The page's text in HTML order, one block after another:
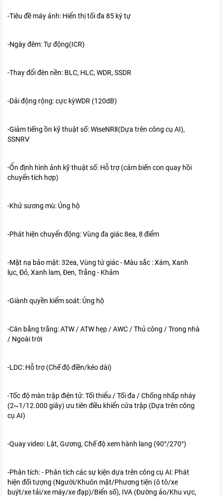
-Tiêu đề máy ảnh: Hiển thị tối đa 85 ký tự
-Ngày đêm:Tự động(ICR)
-Thay đổi đèn nền: BLC, HLC, WDR, SSDR
-Dải động rộng:cực kỳWDR (120dB)
-Giảm tiếng ồn kỹ thuật số:WiseNRⅡ(Dựa trên công cụ AI),
SSNRⅤ
-Ổn định hình ảnh kỹ thuật số: Hỗ trợ (cảm biến con quay hồi
chuyển tích hợp)
-Khử sương mù: Ủng hộ
-Phát hiện chuyển động:Vùng đa giác 8ea, 8 điểm
-Mặt nạ bảo mật:32ea, Vùng tứ giác - Màu sắc : Xám, Xanh
lục, Đỏ, Xanh lam, Đen, Trắng - Khảm
-Giành quyền kiểm soát: Ủng hộ
-Cân bằng trắng:ATW / ATW hẹp / AWC / Thủ công / Trong nhà
/ Ngoài trời
-LDC: Hỗ trợ (Chế độ điền/kéo dài)
-Tốc độ màn trập điện tử:Tối thiểu / Tối đa / Chống nhấp nháy
(2~1/12.000 giây) ưu tiên điều khiển cửa trập (Dựa trên công
cụ AI)
-Quay video: Lật, Gương, Chế độ xem hành lang (90°/270°)
-Phân tích:- Phân tích các sự kiện dựa trên công cụ AI: Phát
hiện đối tượng (Người/Khuôn mặt/Phương tiện (ô tô/xe
buýt/xe tải/xe máy/xe đạp)/Biển số), IVA (Đường ảo/Khu vực,